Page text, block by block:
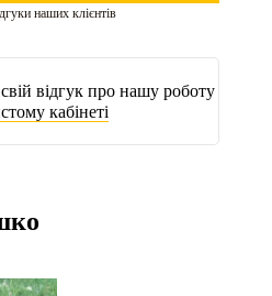
наших клієнтів
відгук про нашу роботу
кабінеті